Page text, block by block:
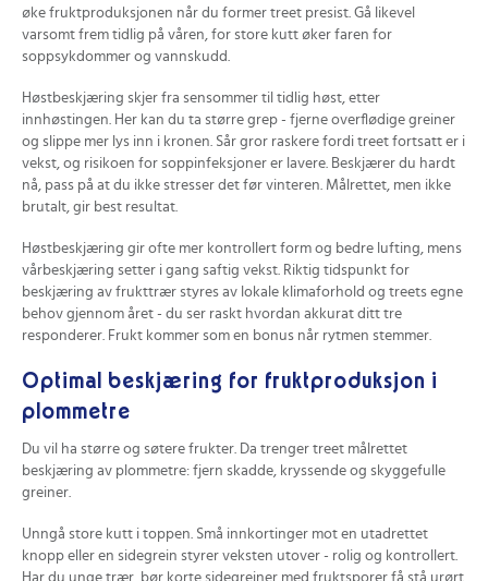
øke fruktproduksjonen når du former treet presist. Gå likevel
varsomt frem tidlig på våren, for store kutt øker faren for
soppsykdommer og vannskudd.
Høstbeskjæring skjer fra sensommer til tidlig høst, etter
innhøstingen. Her kan du ta større grep - fjerne overflødige greiner
og slippe mer lys inn i kronen. Sår gror raskere fordi treet fortsatt er i
vekst, og risikoen for soppinfeksjoner er lavere. Beskjærer du hardt
nå, pass på at du ikke stresser det før vinteren. Målrettet, men ikke
brutalt, gir best resultat.
Høstbeskjæring gir ofte mer kontrollert form og bedre lufting, mens
vårbeskjæring setter i gang saftig vekst. Riktig tidspunkt for
beskjæring av frukttrær styres av lokale klimaforhold og treets egne
behov gjennom året - du ser raskt hvordan akkurat ditt tre
responderer. Frukt kommer som en bonus når rytmen stemmer.
Optimal beskjæring for fruktproduksjon i
plommetre
Du vil ha større og søtere frukter. Da trenger treet målrettet
beskjæring av plommetre: fjern skadde, kryssende og skyggefulle
greiner.
Unngå store kutt i toppen. Små innkortinger mot en utadrettet
knopp eller en sidegrein styrer veksten utover - rolig og kontrollert.